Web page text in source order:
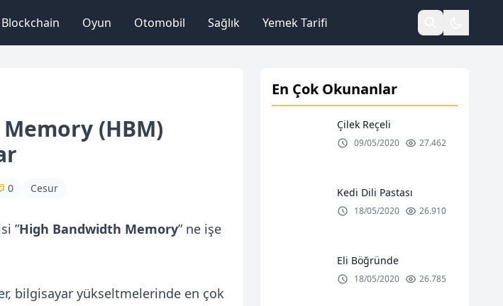
Blockchain Oyun Otomobil Sağlık Yemek Tarifi
(HBM)
0 Cesur
”High Bandwidth Memory” ne işe
bilgisayar yükseltmelerinde en çok
En Çok Okunanlar
Çilek Reçeli
09/05/2020 27.462
Kedi Dili Pastası
18/05/2020 26.910
Eli Böğründe
18/05/2020 26.785